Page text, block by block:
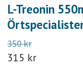
L-Treonin
350 kr
315 kr